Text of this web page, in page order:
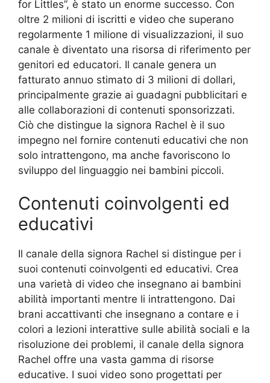
for Littles”, è stato un enorme successo. Con
oltre 2 milioni di iscritti e video che superano
regolarmente 1 milione di visualizzazioni, il suo
canale è diventato una risorsa di riferimento per
genitori ed educatori. Il canale genera un
fatturato annuo stimato di 3 milioni di dollari,
principalmente grazie ai guadagni pubblicitari e
alle collaborazioni di contenuti sponsorizzati.
Ciò che distingue la signora Rachel è il suo
impegno nel fornire contenuti educativi che non
solo intrattengono, ma anche favoriscono lo
sviluppo del linguaggio nei bambini piccoli.
Contenuti coinvolgenti ed
educativi
Il canale della signora Rachel si distingue per i
suoi contenuti coinvolgenti ed educativi. Crea
una varietà di video che insegnano ai bambini
abilità importanti mentre li intrattengono. Dai
brani accattivanti che insegnano a contare e i
colori a lezioni interattive sulle abilità sociali e la
risoluzione dei problemi, il canale della signora
Rachel offre una vasta gamma di risorse
educative. I suoi video sono progettati per